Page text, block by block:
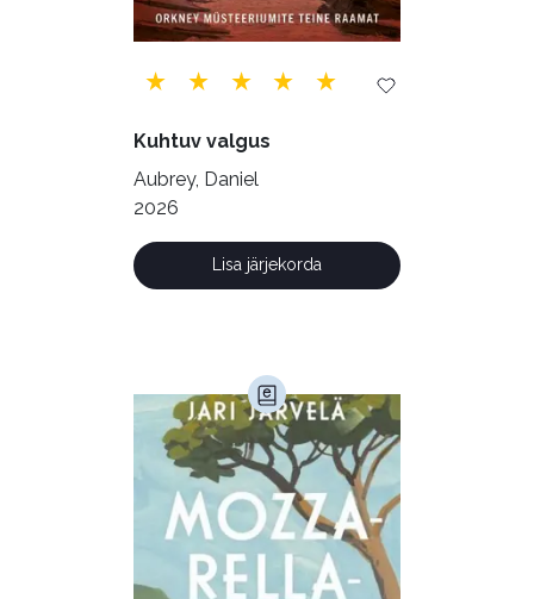
Ulme ja fantaasia (244)
Vabakasutus (423)
Õigus (22)
Kuhtuv valgus
Aubrey, Daniel
2026
Lisa järjekorda